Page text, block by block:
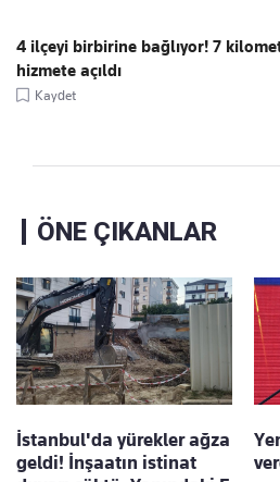
4 ilçeyi birbirine bağlıyor! 7
hizmete açıldı
Kaydet
ÖNE ÇIKANLAR
İstanbul'da yürekler ağza
geldi! İnşaatın istinat